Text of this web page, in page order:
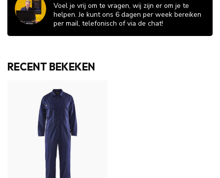
Voel je vrij om te vragen, wij zijn er om je te
helpen. Je kunt ons 6 dagen per week bereiken
per mail, telefonisch of via de chat!
RECENT BEKEKEN